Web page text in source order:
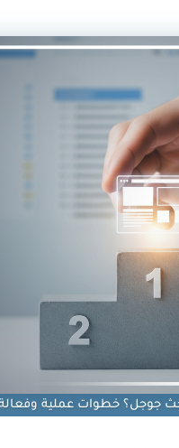
جوجل؟ خطوات عملية